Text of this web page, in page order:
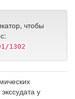
чтобы
1302
у